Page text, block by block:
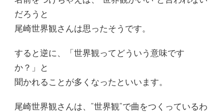
だろうと
尾崎世界観さんは思ったそうです。
すると逆に、「世界観ってどういう意味です
か？」と
聞かれることが多くなったといいます。
尾崎世界観さんは、”世界観”で曲をつくっているわ